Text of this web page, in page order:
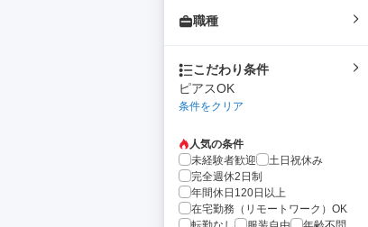
職種
こだわり条件
ピアスOK
条件をクリア
人気の条件
未経験者歓迎
土日祝休み
完全週休2日制
年間休日120日以上
在宅勤務（リモートワーク）OK